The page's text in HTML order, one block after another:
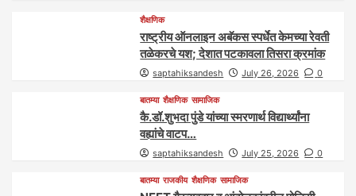
शैक्षणिक
राष्ट्रीय ऑनलाइन अबॅकस स्पर्धेत केमच्या रेवती
तळेकरचे यश; देशात पटकावला तिसरा क्रमांक
saptahiksandesh July 26, 2026 0
बातम्या शैक्षणिक सामाजिक
कै.डॉ.शुभदा पुंडे यांच्या स्मरणार्थ विद्यार्थ्यांना
वह्यांचे वाटप…
saptahiksandesh July 25, 2026 0
बातम्या राजकीय शैक्षणिक सामाजिक